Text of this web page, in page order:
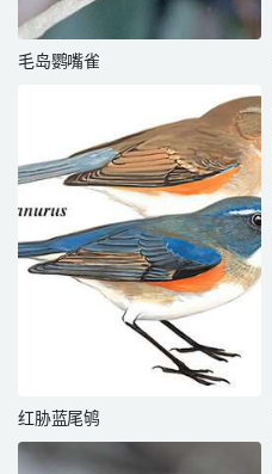
毛岛鹦嘴雀
红胁蓝尾鸲